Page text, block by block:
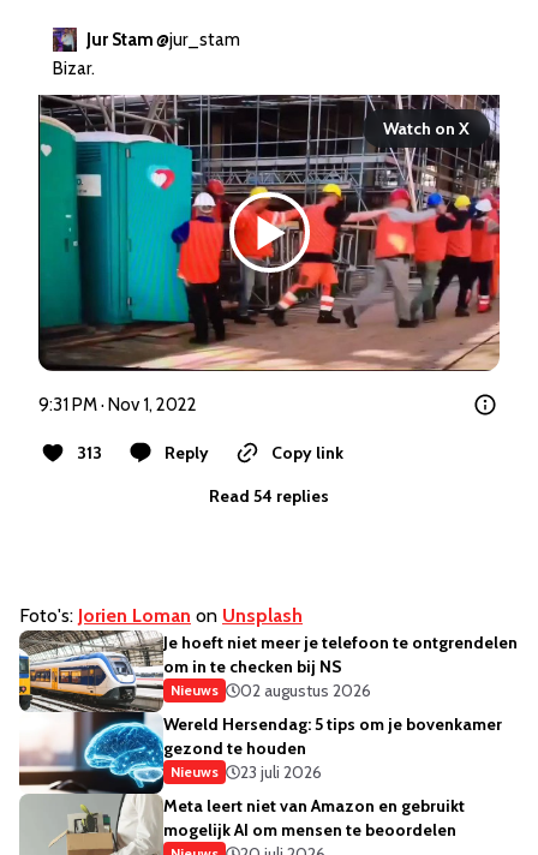
Jur Stam@jur_stam
Bizar.
Watch on X
9:31 PM · Nov 1, 2022
313 Reply
Copy link
Read 54 replies
Foto's: Jorien Loman on Unsplash
Je hoeft niet meer je telefoon te ontgrendelen
om in te checken bij NS
Nieuws
02 augustus 2026
Wereld Hersendag: 5 tips om je bovenkamer
gezond te houden
Nieuws
23 juli 2026
Meta leert niet van Amazon en gebruikt
mogelijk AI om mensen te beoordelen